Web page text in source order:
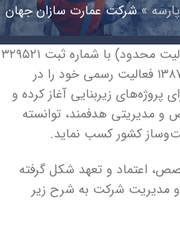
»شرکت عمارت سازان جهان
شرکت عمارت‌سازان جهان (با مسئولیت محدود) با شماره ثبت ۳۲۹۵۲۱
و شناسه ملی ۱۰۱۰۳۲۹۹۱۱۸ از سال ۱۳۸۷ فعالیت رسمی خود را در
زیربنایی آغاز کرده و
و مدیریتی هدفمند، توانسته
کشور کسب نماید.
اعتماد و تعهد شکل گرفته
مدیریت شرکت به شرح زیر